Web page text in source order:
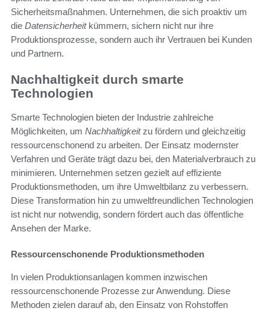
Sicherheitsmaßnahmen. Unternehmen, die sich proaktiv um
die Datensicherheitkümmern, sichern nicht nur ihre
Produktionsprozesse, sondern auch ihr Vertrauen bei Kunden
und Partnern.
Nachhaltigkeit durch smarte
Technologien
Smarte Technologien bieten der Industrie zahlreiche
Möglichkeiten, um Nachhaltigkeitzu fördern und gleichzeitig
ressourcenschonend zu arbeiten. Der Einsatz modernster
Verfahren und Geräte trägt dazu bei, den Materialverbrauch zu
minimieren. Unternehmen setzen gezielt auf effiziente
Produktionsmethoden, um ihre Umweltbilanz zu verbessern.
Diese Transformation hin zu umweltfreundlichen Technologien
ist nicht nur notwendig, sondern fördert auch das öffentliche
Ansehen der Marke.
Ressourcenschonende Produktionsmethoden
In vielen Produktionsanlagen kommen inzwischen
ressourcenschonende Prozesse zur Anwendung. Diese
Methoden zielen darauf ab, den Einsatz von Rohstoffen